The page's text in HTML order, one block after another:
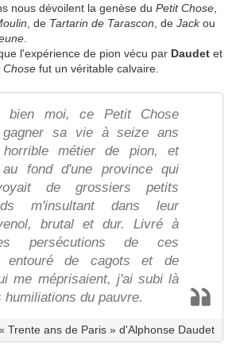
nous dévoilent la genèse du Petit Chose
, de Tartarin de Tarascon , de Jackou
l'expérience de pion vécu par Daudet et
Chose fut un véritable calvaire.
bien moi, ce Petit Chose
sa vie à seize ans
métier de pion, et
au fond d'une province qui
de grossiers petits
m'insultant dans leur
brutal et dur. Livré à
persécutions de ces
entouré de cagots et de
me méprisaient, j'ai subi là
humiliations du pauvre.
Trente ans de Paris » d'Alphonse Daudet